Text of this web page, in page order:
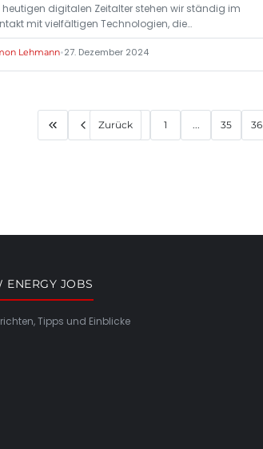
heutigen digitalen Zeitalter stehen wir ständig im
mit vielfältigen Technologien, die…
Lehmann•27. Dezember 2024
Zurück 1 ... 35 36
ENERGY JOBS
Tipps und Einblicke